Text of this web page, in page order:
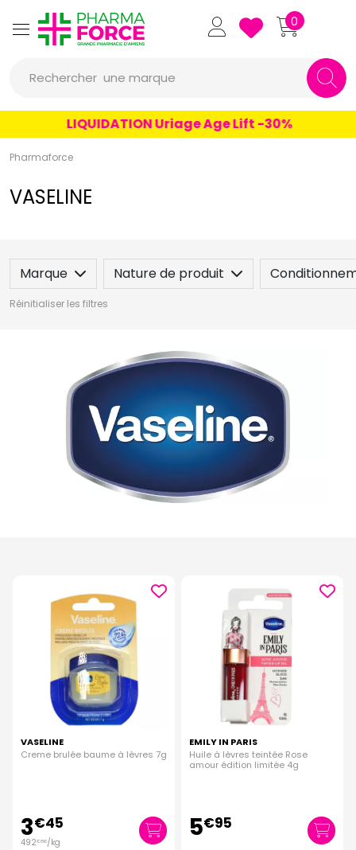
Pharmaforce Grande Pharmacie
0
Rechercher une marque
un conseil
un produit
LIQUIDATION Uriage Age Lift -30%
Pharmaforce
VASELINE
Marque Nature de produit
Réinitialiser les filtres
VASELINE
Creme brulée baume à lèvres 7g
3€45
492€86/kg
EMILY IN PARIS
Huile à lèvres teintée Rose
amour édition limitée 4g
5€95